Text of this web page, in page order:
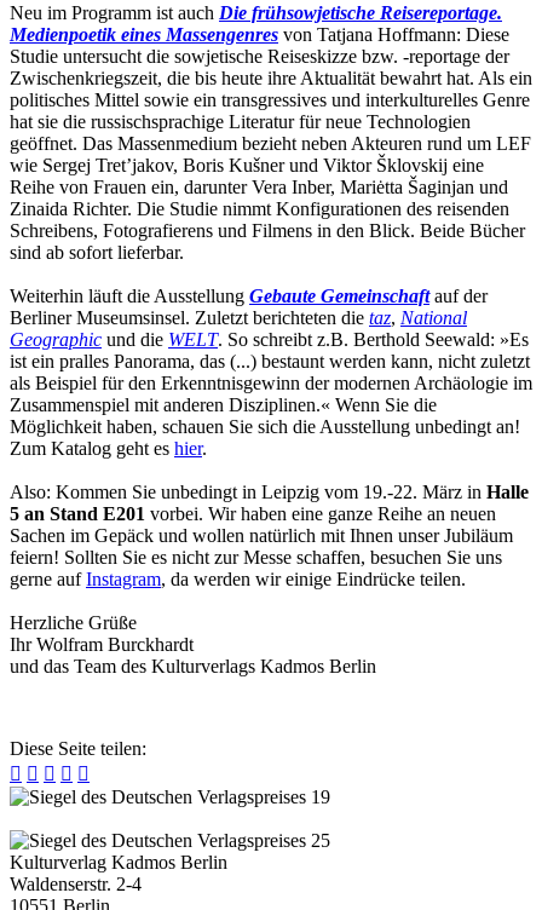
Neu im Programm ist auch Die frühsowjetische Reisereportage.
Medienpoetik eines Massengenres von Tatjana Hoffmann: Diese
Studie untersucht die sowjetische Reiseskizze bzw. -reportage der
Zwischenkriegszeit, die bis heute ihre Aktualität bewahrt hat. Als ein
politisches Mittel sowie ein transgressives und interkulturelles Genre
hat sie die russischsprachige Literatur für neue Technologien
geöffnet. Das Massenmedium bezieht neben Akteuren rund um LEF
wie Sergej Tret’jakov, Boris Kušner und Viktor Šklovskij eine
Reihe von Frauen ein, darunter Vera Inber, Mariėtta Šaginjan und
Zinaida Richter. Die Studie nimmt Konfigurationen des reisenden
Schreibens, Fotografierens und Filmens in den Blick. Beide Bücher
sind ab sofort lieferbar.
Weiterhin läuft die Ausstellung Gebaute Gemeinschaftauf der
Berliner Museumsinsel. Zuletzt berichteten die taz, National
Geographic und die WELT. So schreibt z.B. Berthold Seewald: »Es
ist ein pralles Panorama, das (...) bestaunt werden kann, nicht zuletzt
als Beispiel für den Erkenntnisgewinn der modernen Archäologie im
Zusammenspiel mit anderen Disziplinen.« Wenn Sie die
Möglichkeit haben, schauen Sie sich die Ausstellung unbedingt an!
Zum Katalog geht es hier.
Also: Kommen Sie unbedingt in Leipzig vom 19.-22. März in Halle
5 an Stand E201 vorbei. Wir haben eine ganze Reihe an neuen
Sachen im Gepäck und wollen natürlich mit Ihnen unser Jubiläum
feiern! Sollten Sie es nicht zur Messe schaffen, besuchen Sie uns
gerne aufInstagram, da werden wir einige Eindrücke teilen.
Herzliche Grüße
Ihr Wolfram Burckhardt
und das Team des Kulturverlags Kadmos Berlin
Diese Seite teilen:
    
Kulturverlag Kadmos Berlin
Waldenserstr. 2-4
10551 Berlin